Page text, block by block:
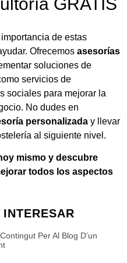
de estas
Ofrecemos asesorías
soluciones de
servicios de
sociales para mejorar la
No dudes en
personalizada y llevar
al siguiente nivel.
mismo y descubre
todos los aspectos
Per Al Blog D’un